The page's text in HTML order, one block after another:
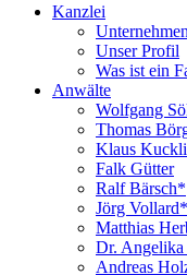
Kanzlei
Unser Profil
Was ist ein
Anwälte
Wolfgang
Thomas
Klaus
Falk Gütter
Ralf Bärsch*
Jörg Vollard*
Matthias
Dr.
Andreas